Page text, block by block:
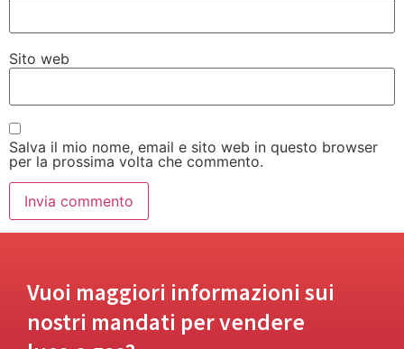
Sito web
Salva il mio nome, email e sito web in questo browser
per la prossima volta che commento.
Vuoi maggiori informazioni sui
nostri mandati per vendere